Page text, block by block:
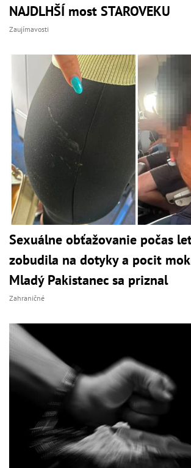
NAJDLHŠÍ most STAROVEKU
Zaujímavosti
Sexuálne obťažovanie počas
zobudila na dotyky a pocit
Mladý Pakistanec sa priznal
Zahraničné